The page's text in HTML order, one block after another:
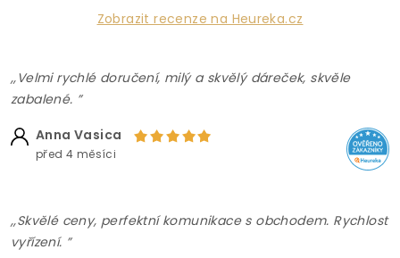
Zobrazit recenze na Heureka.cz
,,Velmi rychlé doručení, milý a skvělý dáreček, skvěle
zabalené. ”
Anna Vasica
před 4 měsíci
,,Skvělé ceny, perfektní komunikace s obchodem. Rychlost
vyřízení. ”